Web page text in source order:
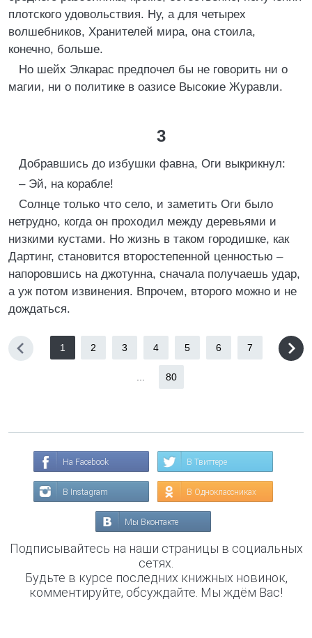
плотского удовольствия. Ну, а для четырех
волшебников, Хранителей мира, она стоила,
конечно, больше.
Но шейх Элкарас предпочел бы не говорить ни о
магии, ни о политике в оазисе Высокие Журавли.
3
Добравшись до избушки фавна, Оги выкрикнул:
– Эй, на корабле!
Солнце только что село, и заметить Оги было
нетрудно, когда он проходил между деревьями и
низкими кустами. Но жизнь в таком городишке, как
Дартинг, становится второстепенной ценностью –
напоровшись на джотунна, сначала получаешь удар,
а уж потом извинения. Впрочем, второго можно и не
дождаться.
1 2 3 4 5 6 7
80
На Facebook В Твиттере
В Instagram В Одноклассниках
Мы Вконтакте
Подписывайтесь на наши страницы в социальных
сетях.
Будьте в курсе последних книжных новинок,
комментируйте, обсуждайте. Мы ждём Вас!